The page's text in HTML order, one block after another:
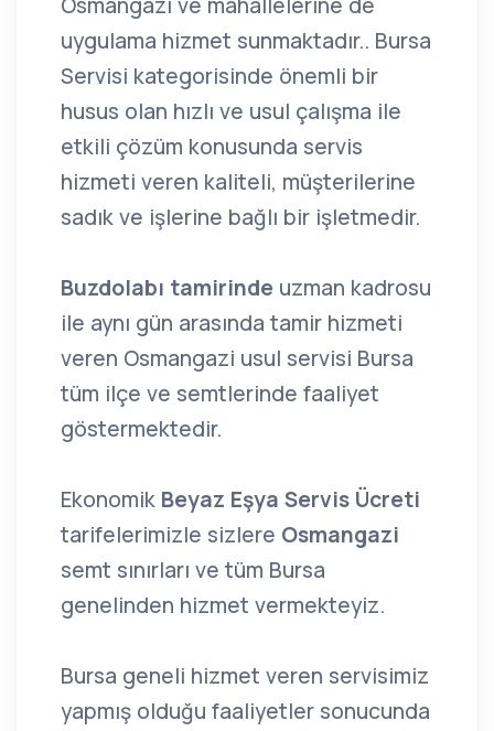
uygulama hizmet sunmaktadır.. Bursa
Servisi kategorisinde önemli bir
husus olan hızlı ve usul çalışma ile
etkili çözüm konusunda servis
hizmeti veren kaliteli, müşterilerine
sadık ve işlerine bağlı bir işletmedir.
Buzdolabı tamirinde uzman kadrosu
ile aynı gün arasında tamir hizmeti
veren Osmangazi usul servisi Bursa
tüm ilçe ve semtlerinde faaliyet
göstermektedir.
Ekonomik Beyaz Eşya Servis Ücreti
tarifelerimizle sizlere Osmangazi
semt sınırları ve tüm Bursa
genelinden hizmet vermekteyiz.
Bursa geneli hizmet veren servisimiz
yapmış olduğu faaliyetler sonucunda